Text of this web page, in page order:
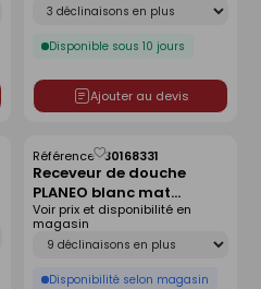
Disponible sous 10 jours
Ajouter au devis
Receveur de douche
PLANEO blanc mat
antidérapant - 120 x 90
cm
Référence :30168331
Déclinaison
Disponibilité selon magasin
Voir prix et disponibilité en
magasin
Enregistrer
comme
liste